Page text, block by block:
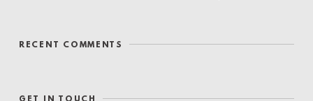
RECENT COMMENTS